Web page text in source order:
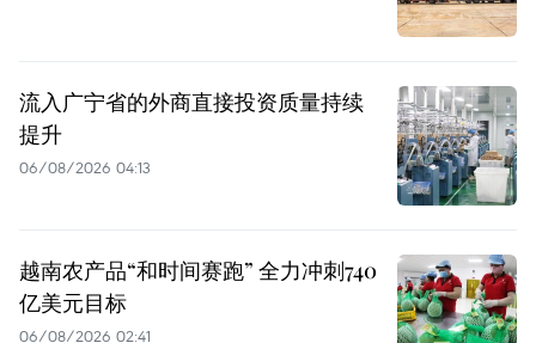
流入广宁省的外商直接投资质量持续
提升
06/08/2026 04:13
越南农产品“和时间赛跑” 全力冲刺740
亿美元目标
06/08/2026 02:41